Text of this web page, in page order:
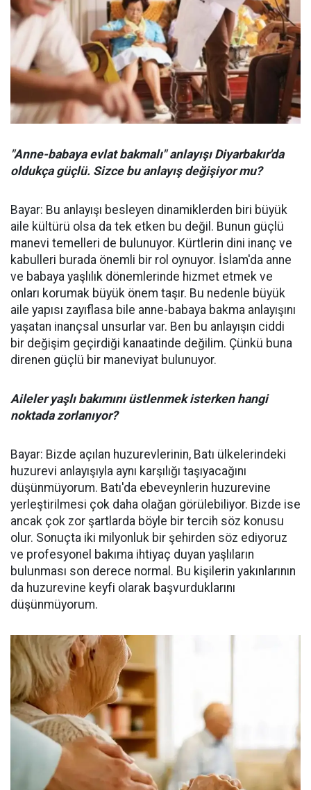
"Anne-babaya evlat bakmalı" anlayışı Diyarbakır'da
oldukça güçlü. Sizce bu anlayış değişiyor mu?
Bayar: Bu anlayışı besleyen dinamiklerden biri büyük
aile kültürü olsa da tek etken bu değil. Bunun güçlü
manevi temelleri de bulunuyor. Kürtlerin dini inanç ve
kabulleri burada önemli bir rol oynuyor. İslam'da anne
ve babaya yaşlılık dönemlerinde hizmet etmek ve
onları korumak büyük önem taşır. Bu nedenle büyük
aile yapısı zayıflasa bile anne-babaya bakma anlayışını
yaşatan inançsal unsurlar var. Ben bu anlayışın ciddi
bir değişim geçirdiği kanaatinde değilim. Çünkü buna
direnen güçlü bir maneviyat bulunuyor.
Aileler yaşlı bakımını üstlenmek isterken hangi
noktada zorlanıyor?
Bayar: Bizde açılan huzurevlerinin, Batı ülkelerindeki
huzurevi anlayışıyla aynı karşılığı taşıyacağını
düşünmüyorum. Batı'da ebeveynlerin huzurevine
yerleştirilmesi çok daha olağan görülebiliyor. Bizde ise
ancak çok zor şartlarda böyle bir tercih söz konusu
olur. Sonuçta iki milyonluk bir şehirden söz ediyoruz
ve profesyonel bakıma ihtiyaç duyan yaşlıların
bulunması son derece normal. Bu kişilerin yakınlarının
da huzurevine keyfi olarak başvurduklarını
düşünmüyorum.